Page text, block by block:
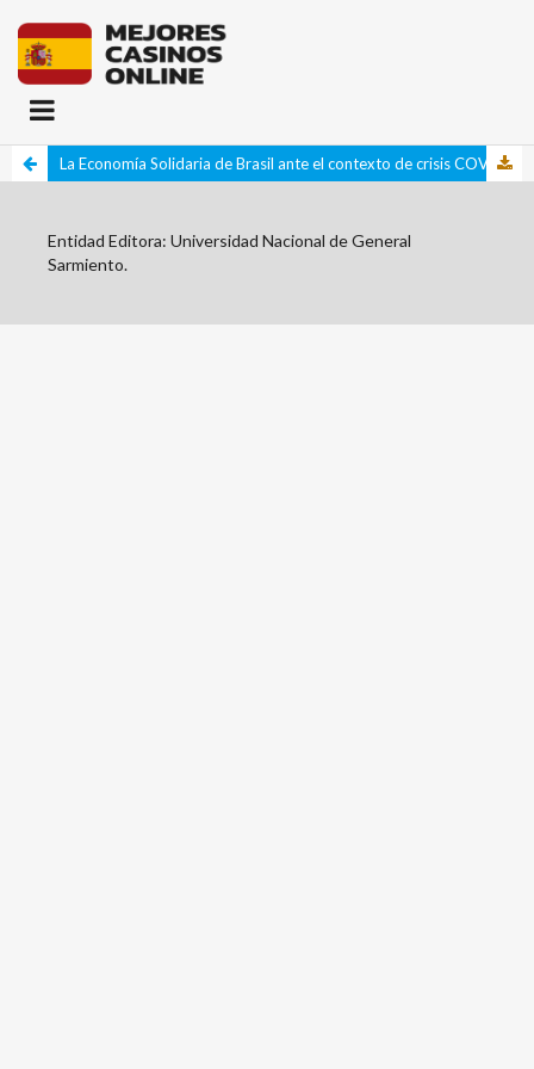
La Economía Solidaria de Brasil ante el contexto de crisis COVID-19
Entidad Editora: Universidad Nacional de General
Sarmiento.